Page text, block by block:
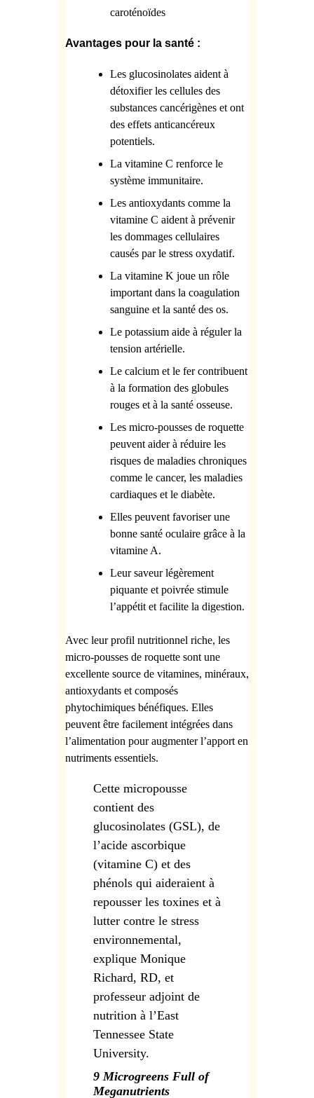
caroténoïdes
Avantages pour la santé :
Les glucosinolates aident à
détoxifier les cellules des
substances cancérigènes et ont
des effets anticancéreux
potentiels.
La vitamine C renforce le
système immunitaire.
Les antioxydants comme la
vitamine C aident à prévenir
les dommages cellulaires
causés par le stress oxydatif.
La vitamine K joue un rôle
important dans la coagulation
sanguine et la santé des os.
Le potassium aide à réguler la
tension artérielle.
Le calcium et le fer contribuent
à la formation des globules
rouges et à la santé osseuse.
Les micro-pousses de roquette
peuvent aider à réduire les
risques de maladies chroniques
comme le cancer, les maladies
cardiaques et le diabète.
Elles peuvent favoriser une
bonne santé oculaire grâce à la
vitamine A.
Leur saveur légèrement
piquante et poivrée stimule
l’appétit et facilite la digestion.
Avec leur profil nutritionnel riche, les
micro-pousses de roquette sont une
excellente source de vitamines, minéraux,
antioxydants et composés
phytochimiques bénéfiques. Elles
peuvent être facilement intégrées dans
l’alimentation pour augmenter l’apport en
nutriments essentiels.
Cette micropousse
contient des
glucosinolates (GSL), de
l’acide ascorbique
(vitamine C) et des
phénols qui aideraient à
repousser les toxines et à
lutter contre le stress
environnemental,
explique Monique
Richard, RD, et
professeur adjoint de
nutrition à l’East
Tennessee State
University.
9 Microgreens Full of
Meganutrients